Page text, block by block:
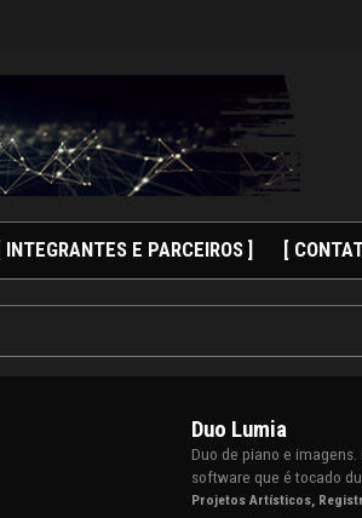
[ INTEGRANTES E PARCEIROS ] [
Duo Lumia
Duo de piano e
software que é tocado
Projetos Artísticos